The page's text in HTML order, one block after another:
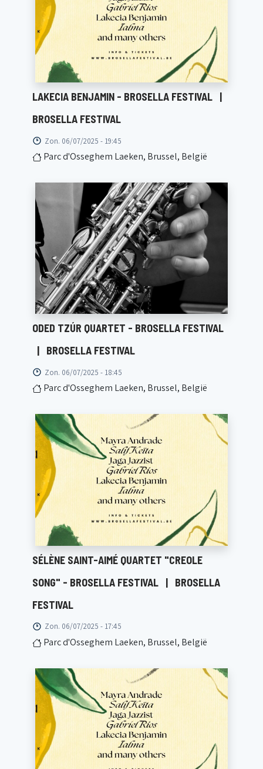
LAKECIA BENJAMIN - BROSELLA FESTIVAL |
BROSELLA FESTIVAL
Zon. 06/07/2025 - 19:45
Parc d'Osseghem Laeken, Brussel, België
ODED TZÚR QUARTET - BROSELLA FESTIVAL
| BROSELLA FESTIVAL
Zon. 06/07/2025 - 18:45
Parc d'Osseghem Laeken, Brussel, België
SÉLÈNE SAINT-AIMÉ QUARTET "CREOLE
SONG" - BROSELLA FESTIVAL | BROSELLA
FESTIVAL
Zon. 06/07/2025 - 17:45
Parc d'Osseghem Laeken, Brussel, België